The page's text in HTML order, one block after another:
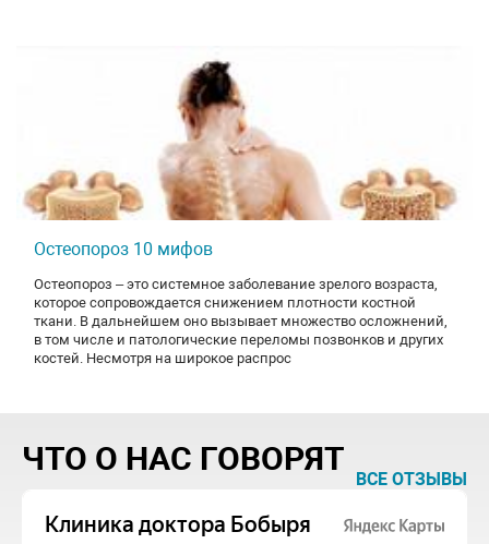
Остеопороз 10 мифов
Остеопороз – это системное заболевание зрелого возраста,
которое сопровождается снижением плотности костной
ткани. В дальнейшем оно вызывает множество осложнений,
в том числе и патологические переломы позвонков и других
костей. Несмотря на широкое распрос
ЧТО О НАС ГОВОРЯТ
ВСЕ ОТЗЫВЫ